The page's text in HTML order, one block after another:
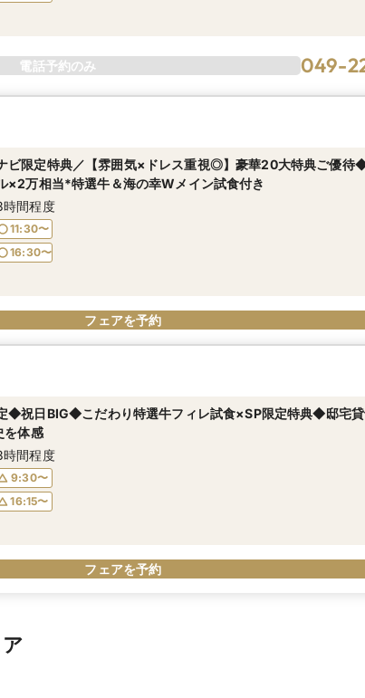
電話予約のみ 049-
ビ限定特典／【雰囲気×ドレス重視◎】豪華20大特典ご優待
×2万相当*特選牛＆海の幸Wメイン試食付き
時間程度
11:30〜
16:30〜
フェアを予約
◆祝日BIG◆こだわり特選牛フィレ試食×SP限定特典◆邸宅
を体感
時間程度
9:30〜
16:15〜
フェアを予約